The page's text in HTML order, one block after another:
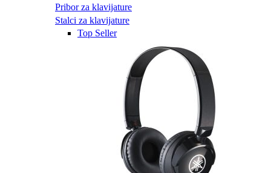
Pribor za klavijature
Stalci za klavijature
Top Seller